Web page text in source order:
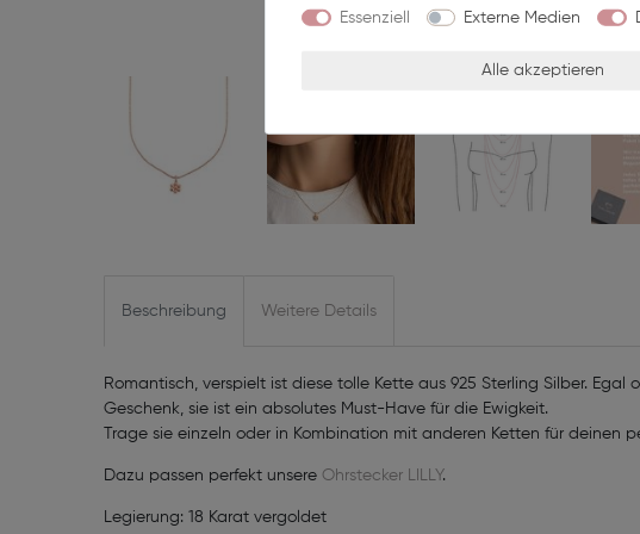
Beschreibung Weitere Details
Romantisch, verspielt ist diese tolle Kette aus 925 Sterling Silber. Egal
Geschenk, sie ist ein absolutes Must-Have für die Ewigkeit.
Trage sie einzeln oder in Kombination mit anderen Ketten für deinen
Dazu passen perfekt unsere Ohrstecker LILLY.
Legierung: 18 Karat vergoldet
Essenziell Externe Medien
Alle akzeptieren